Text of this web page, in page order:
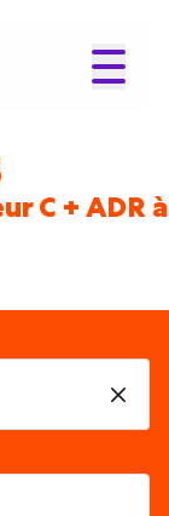
C + ADR à